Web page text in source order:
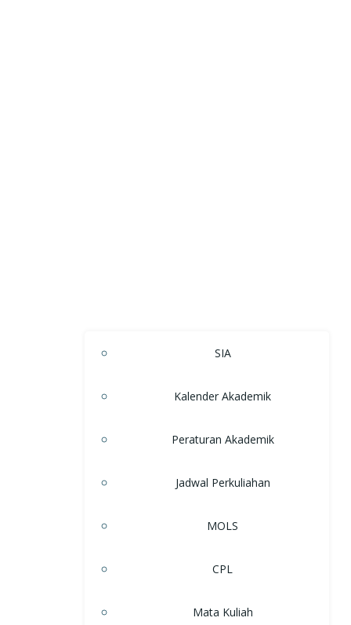
SIA
Kalender Akademik
Peraturan Akademik
Jadwal Perkuliahan
MOLS
CPL
Mata Kuliah